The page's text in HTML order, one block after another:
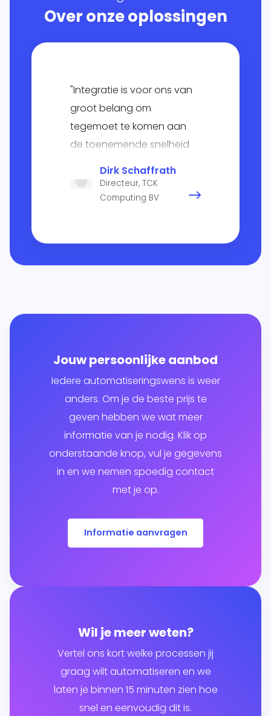
Over onze oplossingen
"Integratie is voor ons van
groot belang om
tegemoet te komen aan
de toenemende snelheid
van operationele
processen".
Dirk Schaffrath
Directeur, TCK
Computing BV
Jouw persoonlijke aanbod
Iedere automatiseringswens is weer
anders. Om je de beste prijs te
geven hebben we wat meer
informatie van je nodig. Klik op
onderstaande knop, vul je gegevens
in en we nemen spoedig contact
met je op.
Informatie aanvragen
Wil je meer weten?
Vertel ons kort welke processen jij
graag wilt automatiseren en we
laten je binnen 15 minuten zien hoe
snel en eenvoudig dit is.